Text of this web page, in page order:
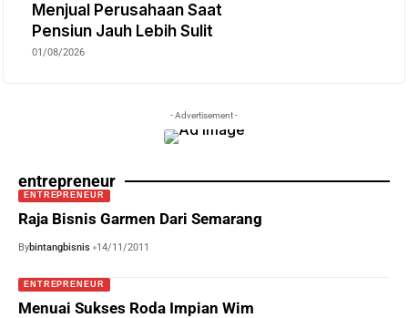
Menjual Perusahaan Saat
Pensiun Jauh Lebih Sulit
01/08/2026
- Advertisement -
entrepreneur
ENTREPRENEUR
Raja Bisnis Garmen Dari Semarang
Bybintangbisnis 14/11/2011
ENTREPRENEUR
Menuai Sukses Roda Impian Wim